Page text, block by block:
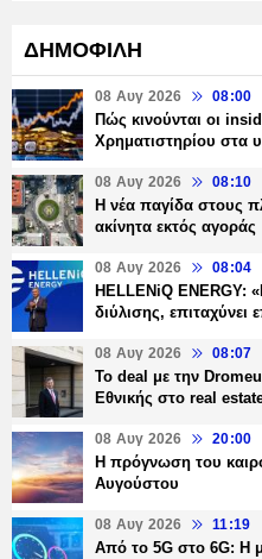
ΔΗΜΟΦΙΛΗ
08 Αυγ 2026 08:00
Πώς κινούνται οι
Χρηματιστηρίου στα
08 Αυγ 2026 08:10
Η νέα παγίδα στους
ακίνητα εκτός αγοράς
08 Αυγ 2026 08:04
HELLENiQ ENERGY:
διύλισης, επιταχύνει
08 Αυγ 2026 08:07
Το deal με την
Εθνικής στο real
08 Αυγ 2026 20:00
Η πρόγνωση του
Αυγούστου
08 Αυγ 2026 11:19
Από το 5G στο 6G: Η